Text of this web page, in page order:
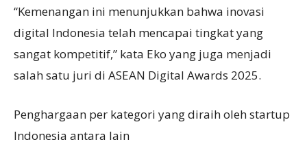
“Kemenangan ini menunjukkan bahwa inovasi
digital Indonesia telah mencapai tingkat yang
sangat kompetitif,” kata Eko yang juga menjadi
salah satu juri di ASEAN Digital Awards 2025.
Penghargaan per kategori yang diraih oleh startup
Indonesia antara lain